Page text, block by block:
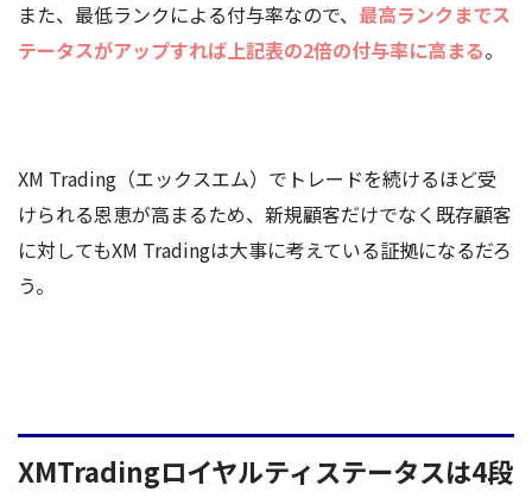
また、最低ランクによる付与率なので、 最高ランクまでス
テータスがアップすれば上記表の2倍の付与率に高まる。
XM Trading（エックスエム）でトレードを続けるほど受
けられる恩恵が高まるため、新規顧客だけでなく既存顧客
に対してもXM Tradingは大事に考えている証拠になるだろ
う。
XMTradingロイヤルティステータスは4段